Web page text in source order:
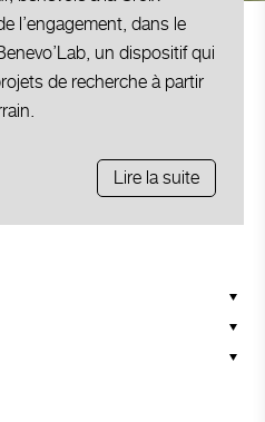
l’engagement, dans le
un dispositif qui
de recherche à partir
Lire la suite